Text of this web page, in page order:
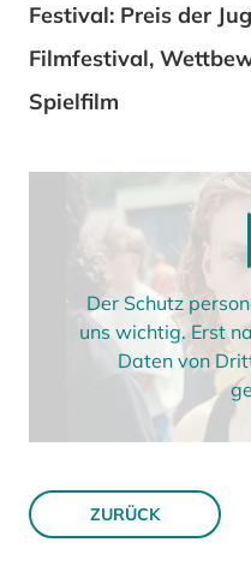
Festival: Preis der
Filmfestival,
Spielfilm
Der Schutz
uns wichtig. Erst
Daten von
ZURÜCK